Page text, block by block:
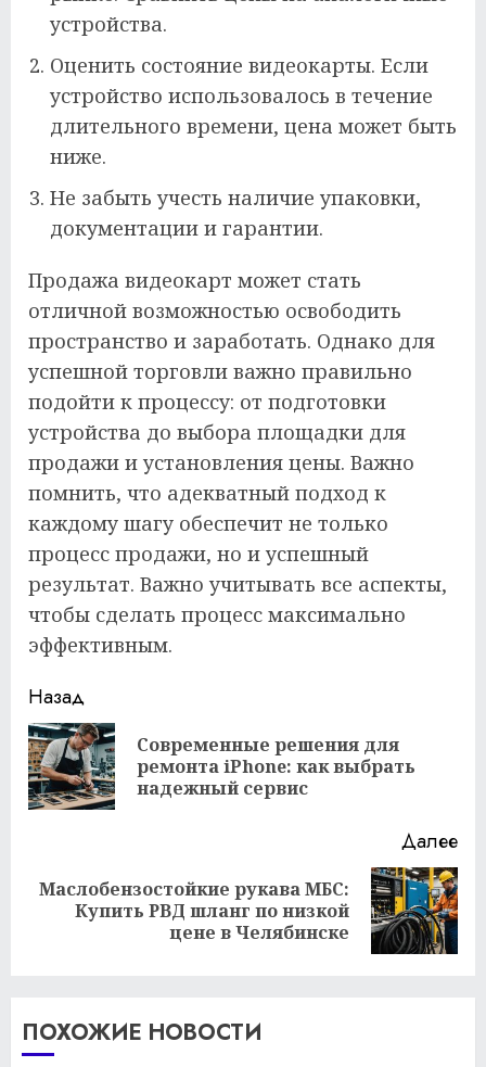
устройства.
Оценить состояние видеокарты. Если
устройство использовалось в течение
длительного времени, цена может быть
ниже.
Не забыть учесть наличие упаковки,
документации и гарантии.
Продажа видеокарт может стать
отличной возможностью освободить
пространство и заработать. Однако для
успешной торговли важно правильно
подойти к процессу: от подготовки
устройства до выбора площадки для
продажи и установления цены. Важно
помнить, что адекватный подход к
каждому шагу обеспечит не только
процесс продажи, но и успешный
результат. Важно учитывать все аспекты,
чтобы сделать процесс максимально
эффективным.
Продолжить
чтение
Назад
Современные решения для
ремонта iPhone: как выбрать
надежный сервис
Далее
Следующая
Маслобензостойкие рукава МБС:
Купить РВД шланг по низкой
цене в Челябинске
ПОХОЖИЕ НОВОСТИ